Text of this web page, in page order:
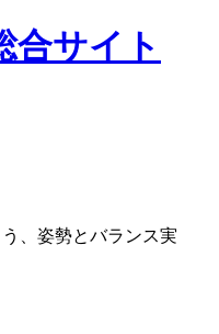
合サイト
、姿勢とバランス実